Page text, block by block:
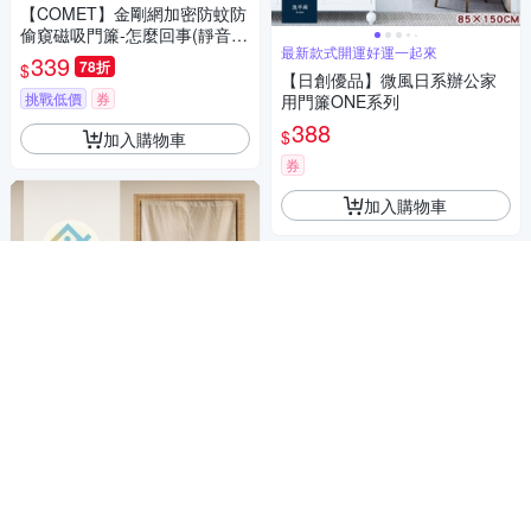
【COMET】金剛網加密防蚊防
偷窺磁吸門簾-怎麼回事(靜音門
簾 免打孔門簾 防蚊門簾 磁釦門
簾 磁吸門簾/YJB010)
$339 78折
挑戰低價 券
加入購物車
最新款式開運好運一起來
【日創優品】微風日系辦公家
用門簾ONE系列
$388
券
加入購物車